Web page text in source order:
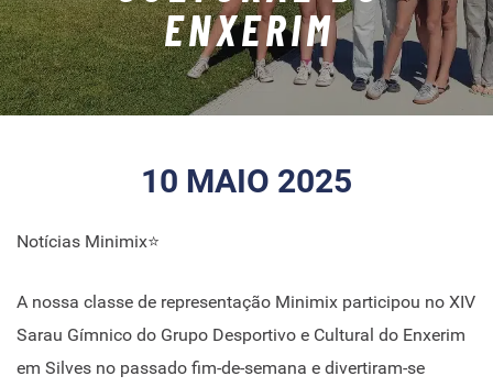
ENXERIM
10 MAIO 2025
Notícias Minimix⭐
A nossa classe de representação Minimix participou no XIV
Sarau Gímnico do Grupo Desportivo e Cultural do Enxerim
em Silves no passado fim-de-semana e divertiram-se